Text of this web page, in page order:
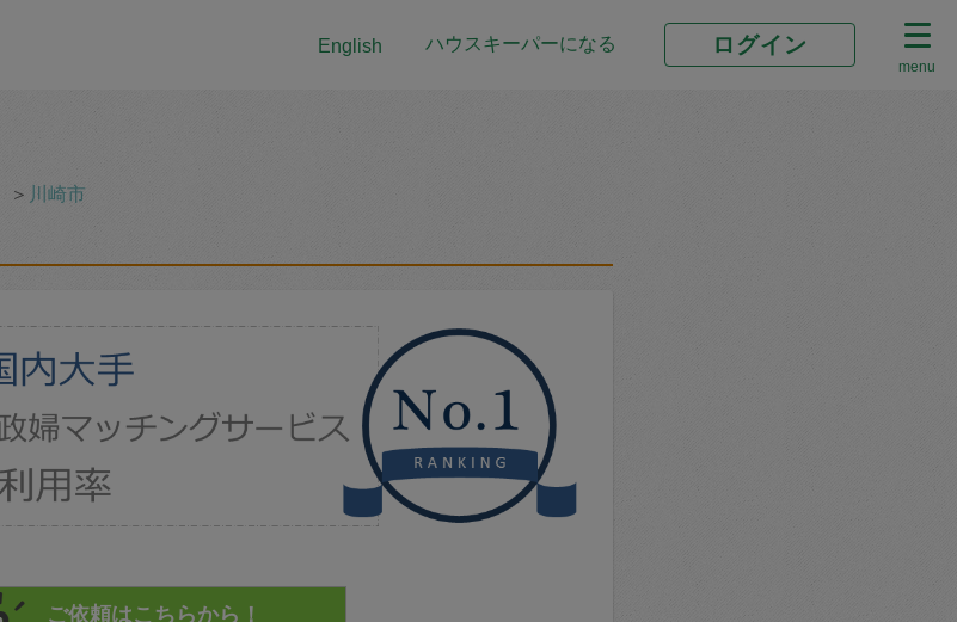
English ハウスキーパーになる ログイン
menu
＞ 川崎市